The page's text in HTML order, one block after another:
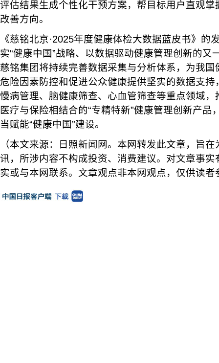
评估结果生成个性化干预方案，帮目标用户直观
改善方向。
《慈铭北京·2025年度健康体检大数据蓝皮书》的
实“健康中国”战略、以数据驱动健康管理创新的又
慈铭集团将持续完善数据采集与分析体系，为我
危险因素防控和促进公众健康提供坚实的数据支
慢病管理、脑健康筛查、心血管筛查等重点领域
医疗与保险相结合的“专精特新”健康管理创新产品
当赋能“健康中国”建设。
（本文来源：日照新闻网。本网转发此文章，旨
讯，所涉内容不构成投资、消费建议。对文章事
实或与本网联系。文章观点非本网观点，仅供读者